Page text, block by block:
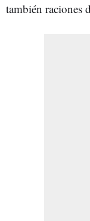
también raciones